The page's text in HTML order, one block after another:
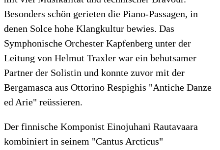
Besonders schön gerieten die Piano-Passagen, in
denen Solce hohe Klangkultur bewies. Das
Symphonische Orchester Kapfenberg unter der
Leitung von Helmut Traxler war ein behutsamer
Partner der Solistin und konnte zuvor mit der
Bergamasca aus Ottorino Respighis "Antiche Danze
ed Arie" reüssieren.
Der finnische Komponist Einojuhani Rautavaara
kombiniert in seinem "Cantus Arcticus"